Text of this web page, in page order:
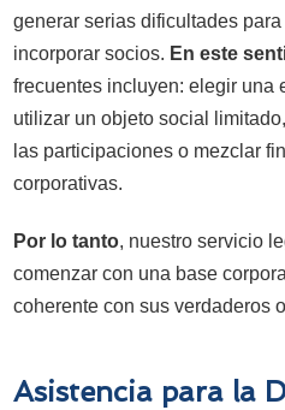
generar serias dificultades
incorporar socios. En este
frecuentes incluyen: elegir una
utilizar un objeto social
las participaciones o mezclar
corporativas.
Por lo tanto, nuestro servicio
comenzar con una base
coherente con sus verdaderos
Asistencia para la